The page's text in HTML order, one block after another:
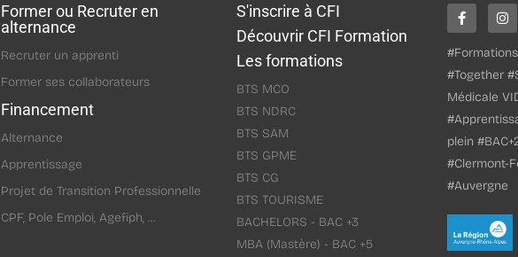
Former ou Recruter en
alternance
Recruter un apprenti
Former ses collaborateurs
Financement
Alternance
Apprentissage
Projet de Transition Professionnelle
CPF, Pole Emploi, Agefiph, ...
S'inscrire à CFI
Découvrir CFI Formation
Les formations
BTS MCO
BTS NDRC
BTS SAM
BTS GPME
BTS CG
BTS TOURISME
BACHELORS - BAC +3
MBA (Mastère) - BAC +5
#Together
Médicale
plein
#Clermont-
#Auvergne